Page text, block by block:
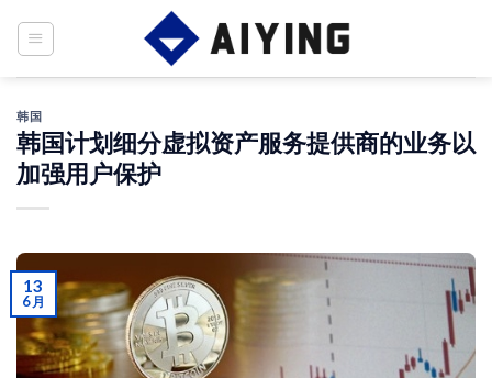
韩国
韩国计划细分虚拟资产服务提供商的业务以
加强用户保护
13
6 月